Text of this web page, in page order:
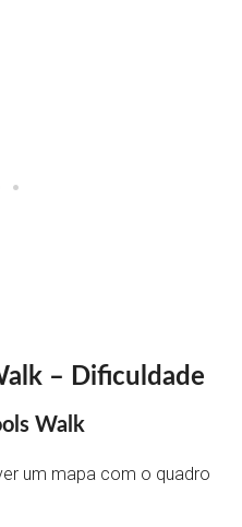
– Dificuldade
Walk
um mapa com o quadro